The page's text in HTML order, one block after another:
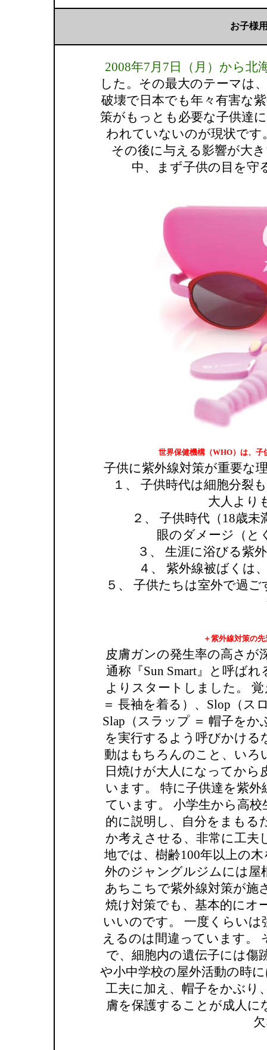
お子様
2008年7月7日（月）から北
した。その最大のテーマは
破壊で日本でも年々有害な
策がもっとも必要な子供達
われていないのが現状です
その後に与える影響が大
中、まず子供の目を守
世界保健機構（WHO）は、子
子供に紫外線対策が重要な
１、 子供時代は細胞分裂
大人よりも
２、 子供時代（18歳
眼のダメージ（とく
３、 生涯に浴びる紫
４、 紫外線被ばくは
５、 子供たちは室外で過
＋紫外線対策の
皮膚ガンの発生率の高さが
通称『Sun Smart』と呼ば
よりスタートしました。
＝ 長袖を着る）、Slop（ス
Slap（スラップ ＝ 帽子を
を実行するよう呼びかける
動はもちろんのこと、いろ
日焼けが大人になってか
います。 特に子供達を紫
ています。 小学生から高
的に説明し、自分をまもる
か考えさせる、非常に工夫
地では、樹齢100年以上の
外のジャングルジムには屋
あちこちで紫外線対策が施
焼け対策でも、基本的にオ
いいのです。 一度くらい
えるのは間違っています。
で、細胞内の遺伝子には傷
や小中学校の屋外活動の時
工夫に加え、帽子をかぶり
膚を保護することが成人に